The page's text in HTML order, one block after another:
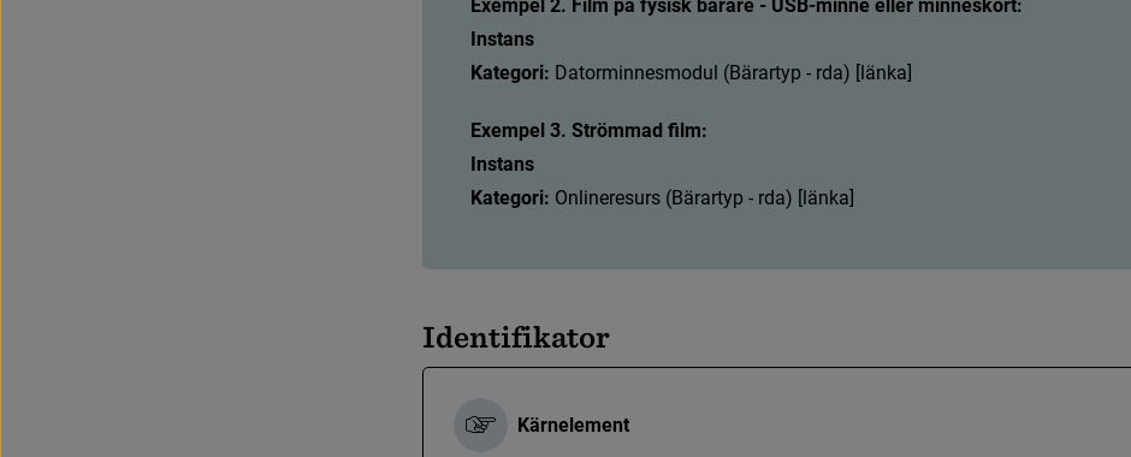
Exempel 2. Film på fysisk bärare - USB-minne eller minneskort:
Instans
Kategori: Datorminnesmodul (Bärartyp - rda) [länka]
Exempel 3. Strömmad film:
Instans
Kategori: Onlineresurs (Bärartyp - rda) [länka]
Identifikator
Kärnelement